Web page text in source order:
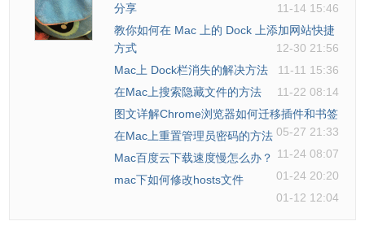
分享
11-14 15:46
教你如何在 Mac 上的 Dock 上添加网站快捷
方式
12-30 21:56
Mac上 Dock栏消失的解决方法
11-11 15:36
在Mac上搜索隐藏文件的方法
11-22 08:14
图文详解Chrome浏览器如何迁移插件和书签
05-27 21:33
在Mac上重置管理员密码的方法
11-24 08:07
Mac百度云下载速度慢怎么办？
01-24 20:20
mac下如何修改hosts文件
01-12 12:04